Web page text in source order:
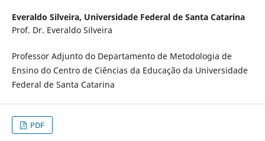
Everaldo Silveira, Universidade Federal de Santa Catarina
Prof. Dr. Everaldo Silveira
Professor Adjunto do Departamento de Metodologia de
Ensino do Centro de Ciências da Educação da Universidade
Federal de Santa Catarina
PDF